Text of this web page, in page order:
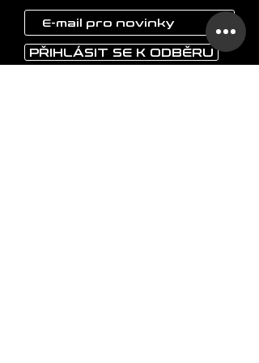
PŘIHLÁSIT SE K ODBĚRU